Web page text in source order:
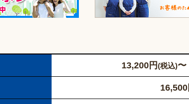
13,200 円(税込)〜
16,500